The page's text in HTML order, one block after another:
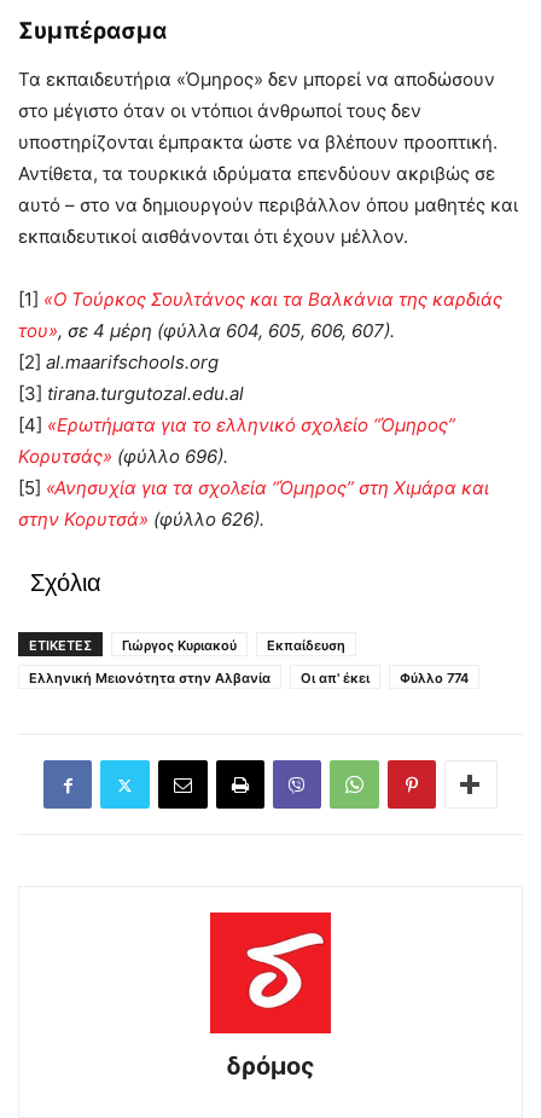
Συμπέρασμα
Τα εκπαιδευτήρια «Όμηρος» δεν μπορεί να αποδώσουν
στο μέγιστο όταν οι ντόπιοι άνθρωποί τους δεν
υποστηρίζονται έμπρακτα ώστε να βλέπουν προοπτική.
Αντίθετα, τα τουρκικά ιδρύματα επενδύουν ακριβώς σε
αυτό – στο να δημιουργούν περιβάλλον όπου μαθητές και
εκπαιδευτικοί αισθάνονται ότι έχουν μέλλον.
[1] «Ο Τούρκος Σουλτάνος και τα Βαλκάνια της καρδιάς
του», σε 4 μέρη (φύλλα 604, 605, 606, 607).
[2] al.maarifschools.org
[3] tirana.turgutozal.edu.al
[4] «Ερωτήματα για το ελληνικό σχολείο “Όμηρος”
Κορυτσάς» (φύλλο 696).
[5] «Ανησυχία για τα σχολεία “Όμηρος” στη Χιμάρα και
στην Κορυτσά» (φύλλο 626).
Σχόλια
ΕΤΙΚΕΤΕΣ Γιώργος Κυριακού
Εκπαίδευση
Ελληνική Μειονότητα στην Αλβανία
Οι απ' έκει Φύλλο 774
δρόμος